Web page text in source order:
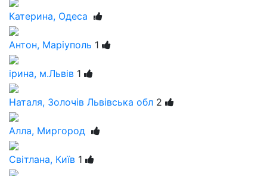
Катерина, Одеса
Антон, Марiуполь 1
ірина, м.Львів 1
Наталя, Золочів Львівська обл 2
Алла, Миргород
Світлана, Київ 1